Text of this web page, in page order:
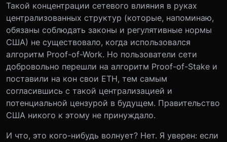
Такой концентрации сетевого влияния в руках
централизованных структур (которые, напоминаю,
обязаны соблюдать законы и регулятивные нормы
США) не существовало, когда использовался
алгоритм Proof-of-Work. Но пользователи сети
добровольно перешли на алгоритм Proof-of-Stake и
поставили на кон свои ETH, тем самым
согласившись с такой централизацией и
потенциальной цензурой в будущем. Правительство
США никого к этому не принуждало.
И что, это кого-нибудь волнует? Нет. Я уверен: если